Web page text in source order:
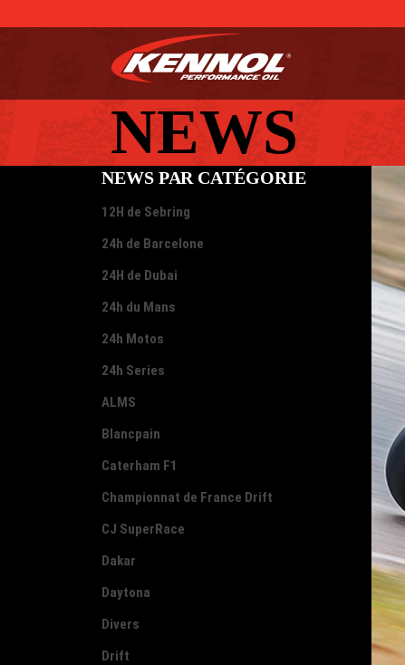
NEWS PAR CATÉGORIE
12H de Sebring
24h de Barcelone
24H de Dubai
24h du Mans
24h Motos
24h Series
ALMS
Blancpain
Caterham F1
Championnat de France Drift
CJ SuperRace
Dakar
Daytona
Divers
Drift